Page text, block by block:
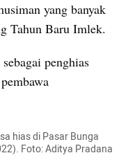
yang banyak
Tahun Baru Imlek.
penghias
hias di Pasar Bunga
Foto: Aditya Pradana